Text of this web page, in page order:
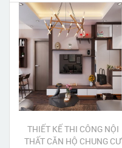
THIẾT KẾ THI CÔNG NỘI
THẤT CĂN HỘ CHUNG CƯ